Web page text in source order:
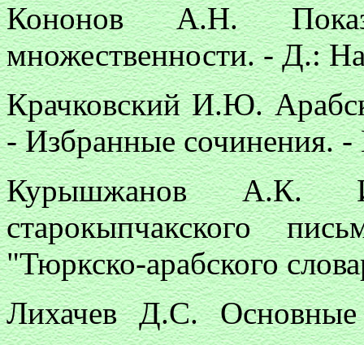
Кононов А.Н.
множественности. - Д.:
Крачковский И.Ю.
- Избранные сочинения.
Курышжанов А.К.
старокыпчакского
"Тюркско-арабского
Лихачев Д.С. Основные